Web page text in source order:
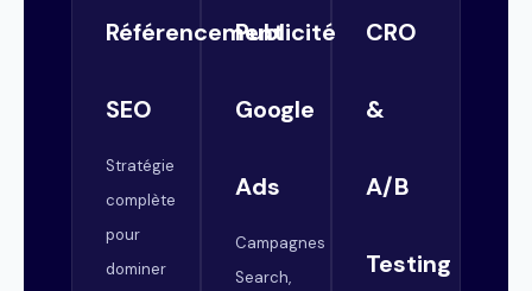
Référencement
SEO
Stratégie
complète
pour
dominer
Publicité
Google
Ads
Campagnes
Search,
CRO
&
A/B
Testing